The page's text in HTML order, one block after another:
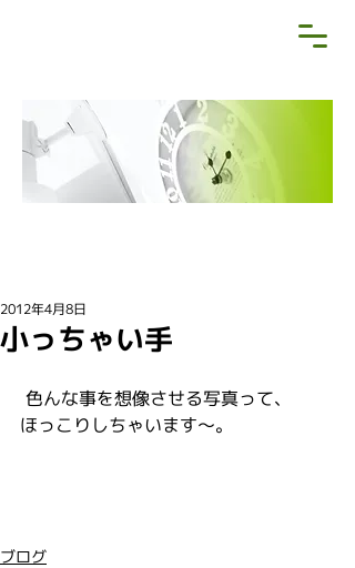
小っちゃい手
2012年4月8日
色んな事を想像させる写真って、
ほっこりしちゃいます～。
ブログ